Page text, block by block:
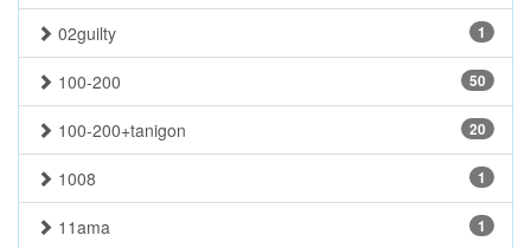
1
02guilty
50
100-200
20
100-200+tanigon
1
1008
1
11ama